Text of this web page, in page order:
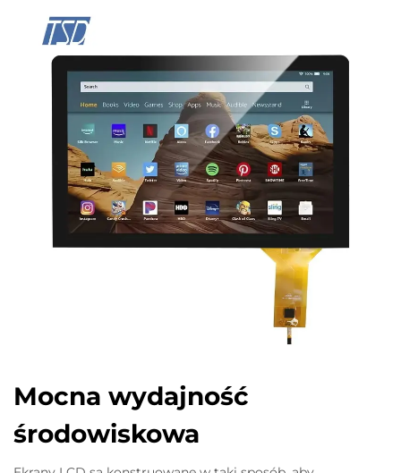
Mocna wydajność
środowiskowa